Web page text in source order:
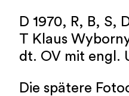
D 1970, R, B, S,
T Klaus
dt. OV mit engl.
Die spätere